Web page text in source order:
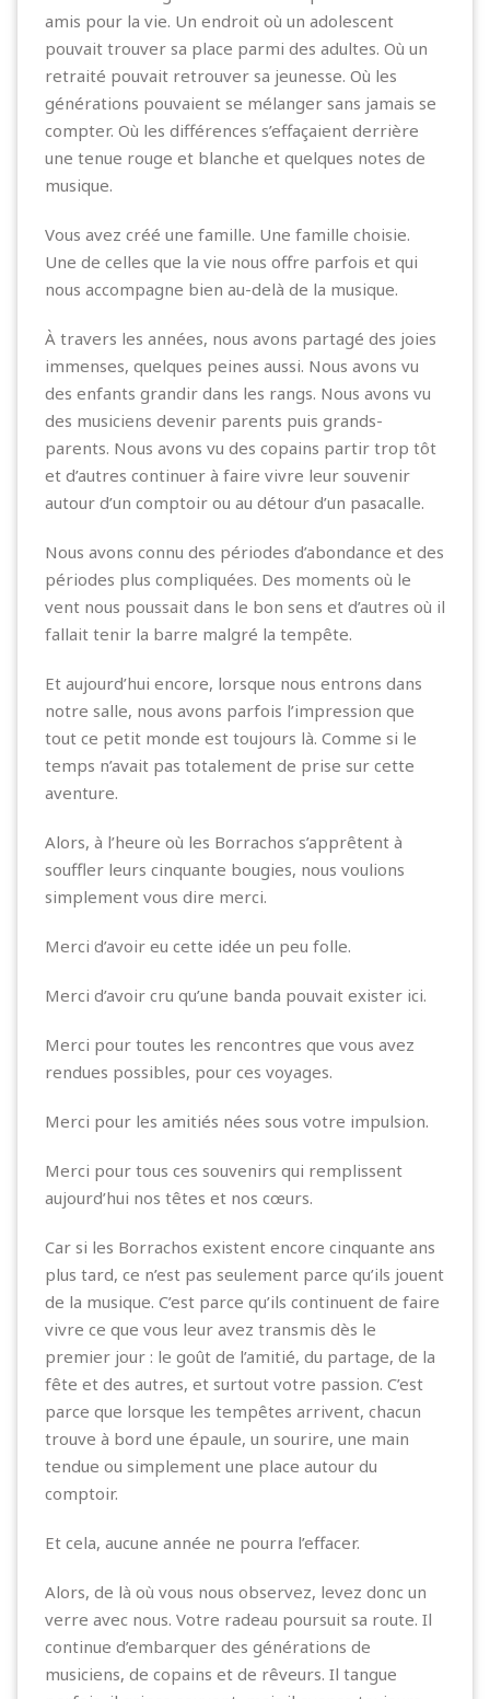
amis pour la vie. Un endroit où un adolescent
pouvait trouver sa place parmi des adultes. Où un
retraité pouvait retrouver sa jeunesse. Où les
générations pouvaient se mélanger sans jamais se
compter. Où les différences s’effaçaient derrière
une tenue rouge et blanche et quelques notes de
musique.
Vous avez créé une famille. Une famille choisie.
Une de celles que la vie nous offre parfois et qui
nous accompagne bien au-delà de la musique.
À travers les années, nous avons partagé des joies
immenses, quelques peines aussi. Nous avons vu
des enfants grandir dans les rangs. Nous avons vu
des musiciens devenir parents puis grands-
parents. Nous avons vu des copains partir trop tôt
et d’autres continuer à faire vivre leur souvenir
autour d’un comptoir ou au détour d’un pasacalle.
Nous avons connu des périodes d’abondance et des
périodes plus compliquées. Des moments où le
vent nous poussait dans le bon sens et d’autres où il
fallait tenir la barre malgré la tempête.
Et aujourd’hui encore, lorsque nous entrons dans
notre salle, nous avons parfois l’impression que
tout ce petit monde est toujours là. Comme si le
temps n’avait pas totalement de prise sur cette
aventure.
Alors, à l’heure où les Borrachos s’apprêtent à
souffler leurs cinquante bougies, nous voulions
simplement vous dire merci.
Merci d’avoir eu cette idée un peu folle.
Merci d’avoir cru qu’une banda pouvait exister ici.
Merci pour toutes les rencontres que vous avez
rendues possibles, pour ces voyages.
Merci pour les amitiés nées sous votre impulsion.
Merci pour tous ces souvenirs qui remplissent
aujourd’hui nos têtes et nos cœurs.
Car si les Borrachos existent encore cinquante ans
plus tard, ce n’est pas seulement parce qu’ils jouent
de la musique. C’est parce qu’ils continuent de faire
vivre ce que vous leur avez transmis dès le
premier jour : le goût de l’amitié, du partage, de la
fête et des autres, et surtout votre passion. C’est
parce que lorsque les tempêtes arrivent, chacun
trouve à bord une épaule, un sourire, une main
tendue ou simplement une place autour du
comptoir.
Et cela, aucune année ne pourra l’effacer.
Alors, de là où vous nous observez, levez donc un
verre avec nous. Votre radeau poursuit sa route. Il
continue d’embarquer des générations de
musiciens, de copains et de rêveurs. Il tangue